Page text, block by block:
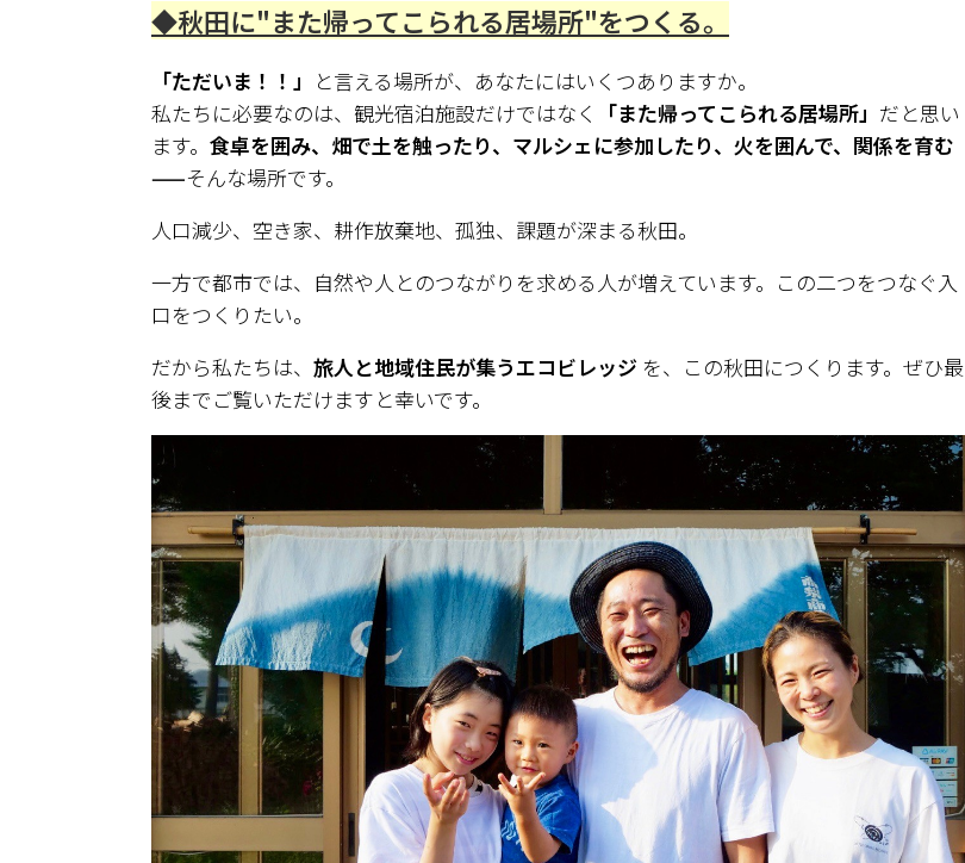
◆秋田に"また帰ってこられる居場所"をつくる。
「ただいま！！」 と言える場所が、あなたにはいくつありますか。
私たちに必要なのは、観光宿泊施設だけではなく
「また帰ってこられる居場所」 だと思い
ます。 食卓を囲み、畑で土を触ったり、マルシェに参加したり、火を囲んで、関係を育む
——そんな場所です。
人口減少、空き家、耕作放棄地、孤独、課題が深まる秋田。
一方で都市では、自然や人とのつながりを求める人が増えています。この二つをつなぐ入
口をつくりたい。
だから私たちは、 旅人と地域住民が集うエコビレッジ を、この秋田につくります。ぜひ最
後までご覧いただけますと幸いです。